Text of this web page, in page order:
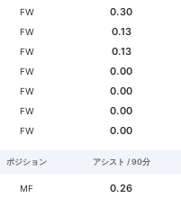
FW
0.30
FW
0.13
FW
0.13
FW
0.00
FW
0.00
FW
0.00
FW 0.00
ポジション アシスト / 90分
MF
0.26